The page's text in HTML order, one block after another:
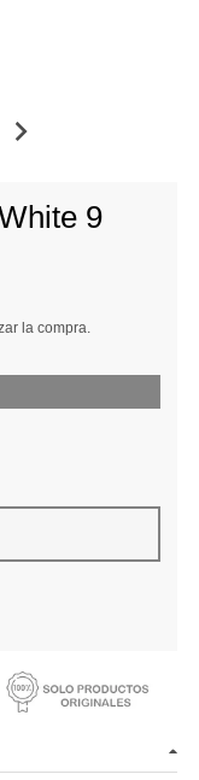
9
la compra.
Black White 9 Forty-
para Gorra New Era